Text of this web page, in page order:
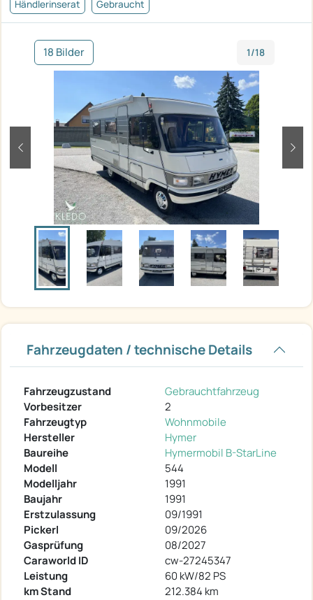
Händlerinserat Gebraucht
18 Bilder 1/18
zurück
Fahrzeugdaten / technische Details
Fahrzeugzustand
Gebrauchtfahrzeug
Vorbesitzer
2
Fahrzeugtyp
Wohnmobile
Hersteller
Hymer
Baureihe
Hymermobil B-StarLine
Modell
544
Modelljahr
1991
Baujahr
1991
Erstzulassung
09/1991
Pickerl
09/2026
Gasprüfung
08/2027
Caraworld ID
cw-27245347
Leistung
60 kW/82 PS
km Stand
212.384 km